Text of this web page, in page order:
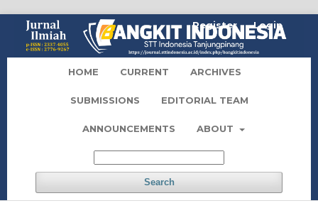
HOME CURRENT ARCHIVES
SUBMISSIONS EDITORIAL TEAM
ANNOUNCEMENTS ABOUT
Search
Register Login